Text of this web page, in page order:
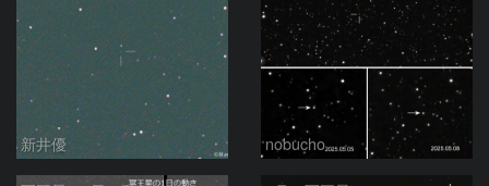
新井優 nobucho